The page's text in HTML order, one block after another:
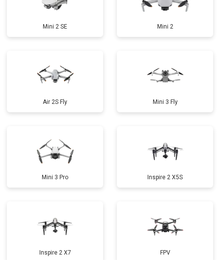
Mini 2 SE Mini 2
Air 2S Fly Mini 3 Fly
Mini 3 Pro Inspire 2 X5S
Inspire 2 X7 FPV